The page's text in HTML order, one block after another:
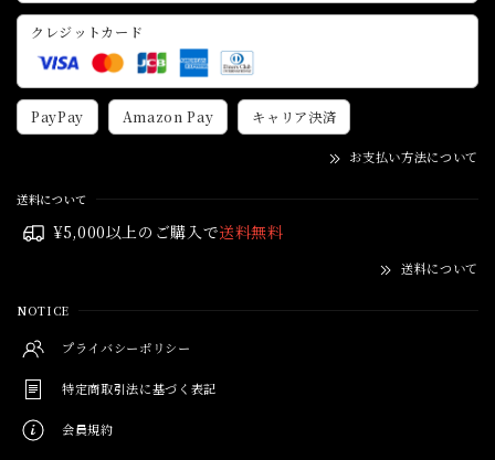
クレジットカード
PayPay Amazon Pay キャリア決済
お支払い方法について
送料について
¥5,000以上のご購入で送料無料
送料について
NOTICE
プライバシーポリシー
特定商取引法に基づく表記
会員規約